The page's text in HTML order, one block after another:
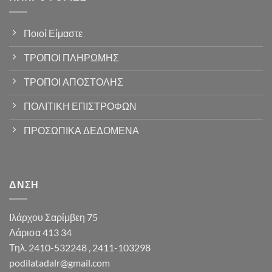
Ποιοί Είμαστε
ΤΡΟΠΟΙ ΠΛΗΡΩΜΗΣ
ΤΡΟΠΟΙ ΑΠΟΣΤΟΛΗΣ
ΠΟΛΙΤΙΚΗ ΕΠΙΣΤΡΟΦΩΝ
ΠΡΟΣΩΠΙΚΑ ΔΕΔΟΜΕΝΑ
ΔΝΣΗ
Ιλάρχου Σαρίμβεη 75
Λάρισα 413 34
Τηλ. 2410-532248 , 2411-103298
podilatadalr@gmail.com